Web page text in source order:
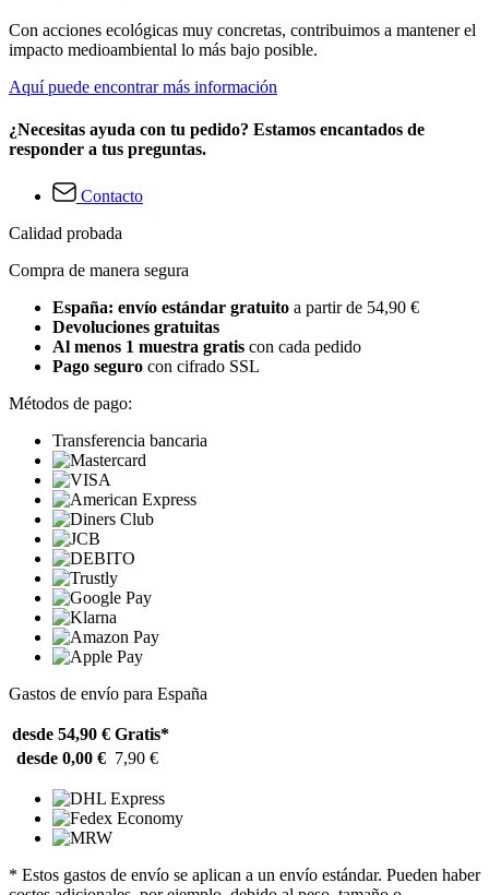
Con acciones ecológicas muy concretas, contribuimos a mantener el
impacto medioambiental lo más bajo posible.
Aquí puede encontrar más información
¿Necesitas ayuda con tu pedido? Estamos encantados de
responder a tus preguntas.
Contacto
Calidad probada
Compra de manera segura
España: envío estándar gratuito a partir de 54,90 €
Devoluciones gratuitas
Al menos 1 muestra gratis con cada pedido
Pago seguro con cifrado SSL
Métodos de pago:
Transferencia bancaria
Gastos de envío para España
desde 54,90 € Gratis*
desde 0,00 € 7,90 €
* Estos gastos de envío se aplican a un envío estándar. Pueden haber